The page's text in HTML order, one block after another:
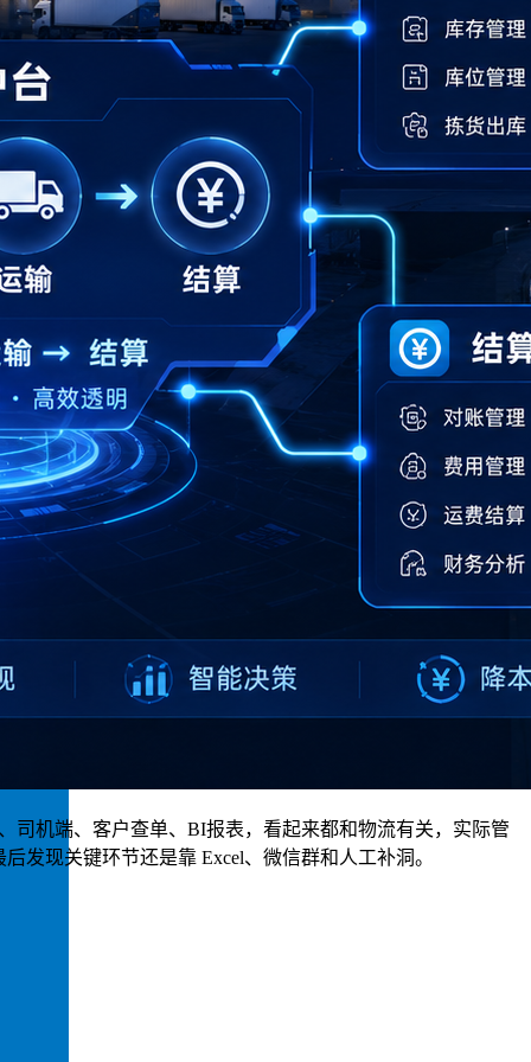
司机端、客户查单、BI报表，看起来都和物流有关，实际管
发现关键环节还是靠 Excel、微信群和人工补洞。